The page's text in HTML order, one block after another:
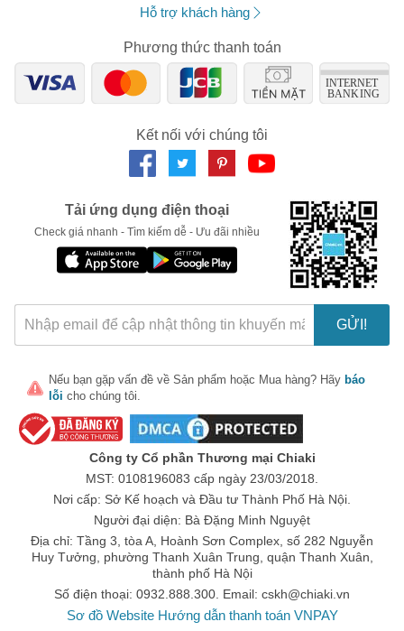
Hỗ trợ khách hàng
Phương thức thanh toán
Kết nối với chúng tôi
Tải ứng dụng điện thoại
Check giá nhanh - Tìm kiếm dễ - Ưu đãi nhiều
GỬI!
Nếu bạn gặp vấn đề về Sản phẩm hoặc Mua hàng? Hãy báo
lỗi cho chúng tôi.
Công ty Cổ phần Thương mại Chiaki
MST: 0108196083 cấp ngày 23/03/2018.
Nơi cấp: Sở Kế hoạch và Đầu tư Thành Phố Hà Nội.
Người đại diện: Bà Đặng Minh Nguyệt
Địa chỉ: Tầng 3, tòa A, Hoành Sơn Complex, số 282 Nguyễn
Huy Tưởng, phường Thanh Xuân Trung, quận Thanh Xuân,
thành phố Hà Nội
Số điện thoại: 0932.888.300. Email: cskh@chiaki.vn
Sơ đồ Website Hướng dẫn thanh toán VNPAY
🎁 Đừng Bỏ Lỡ! 🎁
Mã Giảm Giá Dành Riêng Cho Bạn
Giảm ngay-cho bất kỳ đơn hàng nào.
XXX-XXXX
Số lần áp dụng:1lần
Áp dụng cho đơn hàng từ:0
Chỉ áp dụng cho gian hàng:
Ngày hết hạn: